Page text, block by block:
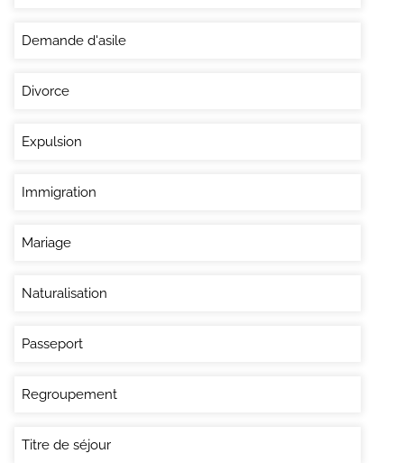
Demande d'asile
Divorce
Expulsion
Immigration
Mariage
Naturalisation
Passeport
Regroupement
Titre de séjour